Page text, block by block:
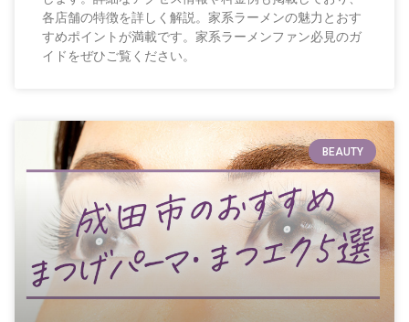
各店舗の特徴を詳しく解説。家系ラーメンの魅力とおす
すめポイントが満載です。家系ラーメンファン必見のガ
イドをぜひご覧ください。
BEAUTY